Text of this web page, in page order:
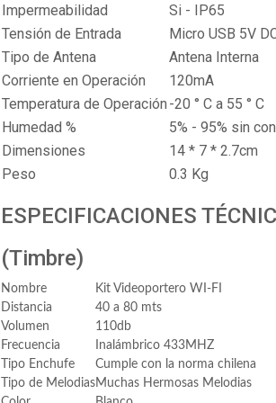
Impermeabilidad
Si - IP65
Tensión de Entrada
Micro USB 5V
Tipo de Antena
Antena Interna
Corriente en Operación
120mA
Temperatura de Operación -20 ° C a 55 ° C
Humedad %
5% - 95% sin
Dimensiones
14 * 7 * 2.7cm
Peso
0.3 Kg
ESPECIFICACIONES
(Timbre)
Nombre
Kit Videoportero WI-FI
Distancia
40 a 80 mts
Volumen
110db
Frecuencia
Inalámbrico 433MHZ
Tipo Enchufe
Cumple con la norma chilena
Tipo de MelodiasMuchas Hermosas Melodias